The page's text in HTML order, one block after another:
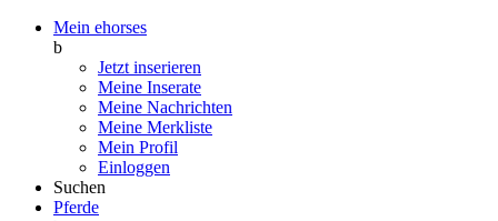
Mein ehorses
b
Jetzt inserieren
Meine Inserate
Meine Nachrichten
Meine Merkliste
Mein Profil
Einloggen
Suchen
Pferde